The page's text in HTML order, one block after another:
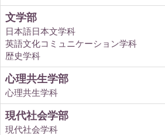
文学部
日本語日本文学科
英語文化コミュニケーション学科
歴史学科
心理共生学部
心理共生学科
現代社会学部
現代社会学科